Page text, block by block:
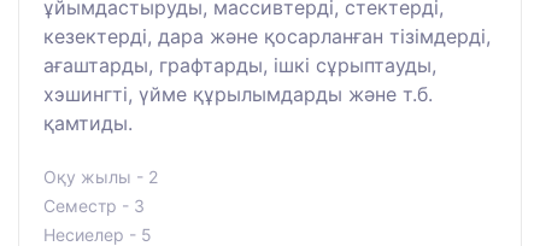
ұйымдастыруды, массивтерді, стектерді,
кезектерді, дара және қосарланған тізімдерді,
ағаштарды, графтарды, ішкі сұрыптауды,
хэшингті, үйме құрылымдарды және т.б.
қамтиды.
Оқу жылы - 2
Семестр - 3
Несиелер - 5